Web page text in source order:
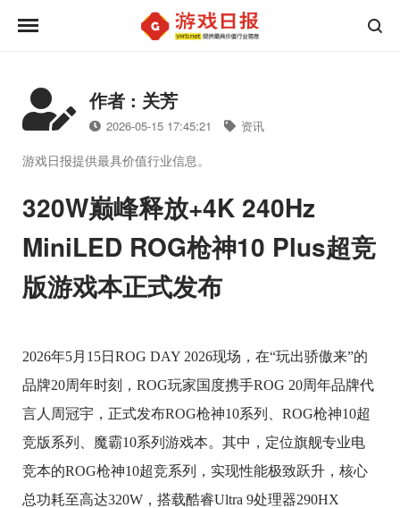
作者 : 关芳
2026-05-15 17:45:21 资讯
游戏日报提供最具价值行业信息。
320W巅峰释放+4K 240Hz
MiniLED ROG枪神10 Plus超竞
版游戏本正式发布
2026年5月15日ROG DAY 2026现场，在“玩出骄傲来”的
品牌20周年时刻，ROG玩家国度携手ROG 20周年品牌代
言人周冠宇，正式发布ROG枪神10系列、ROG枪神10超
竞版系列、魔霸10系列游戏本。其中，定位旗舰专业电
竞本的ROG枪神10超竞系列，实现性能极致跃升，核心
总功耗至高达320W，搭载酷睿Ultra 9处理器290HX